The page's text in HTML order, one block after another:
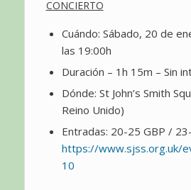
CONCIERTO
Cuándo: Sábado, 20 de
las 19:00h
Duración – 1h 15m – Sin
Dónde: St John’s Smith
Reino Unido)
Entradas: 20-25 GBP /
https://www.sjss.org.uk/
10